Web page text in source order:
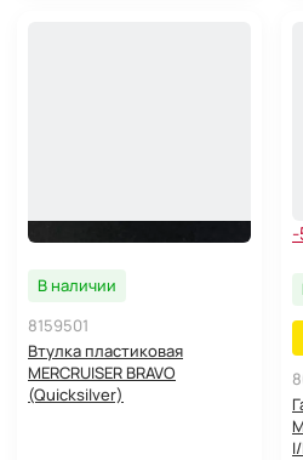
В наличии
8159501
Втулка пластиковая
MERCRUISER BRAVO
(Quicksilver)